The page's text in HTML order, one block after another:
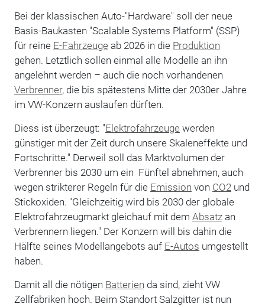
Bei der klassischen Auto-"Hardware" soll der neue
Basis-Baukasten "Scalable Systems Platform" (SSP)
für reine E-Fahrzeuge ab 2026 in die Produktion
gehen. Letztlich sollen einmal alle Modelle an ihn
angelehnt werden – auch die noch vorhandenen
Verbrenner, die bis spätestens Mitte der 2030er Jahre
im VW-Konzern auslaufen dürften.
Diess ist überzeugt: "Elektrofahrzeuge werden
günstiger mit der Zeit durch unsere Skaleneffekte und
Fortschritte." Derweil soll das Marktvolumen der
Verbrenner bis 2030 um ein Fünftel abnehmen, auch
wegen strikterer Regeln für die Emission von CO2 und
Stickoxiden. "Gleichzeitig wird bis 2030 der globale
Elektrofahrzeugmarkt gleichauf mit dem Absatzan
Verbrennern liegen." Der Konzern will bis dahin die
Hälfte seines Modellangebots auf E-Autos umgestellt
haben.
Damit all die nötigen Batterien da sind, zieht VW
Zellfabriken hoch. Beim Standort Salzgitter ist nun